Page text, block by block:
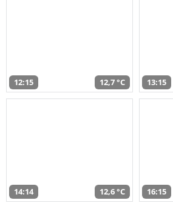
12:15 12,7 °C 13:15
14:14 12,6 °C 16:15